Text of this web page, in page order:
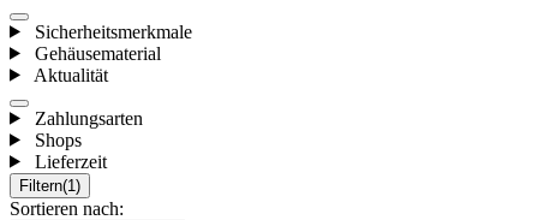
Sicherheitsmerkmale
Gehäusematerial
Aktualität
Zahlungsarten
Shops
Lieferzeit
Filtern(1)
Sortieren nach: